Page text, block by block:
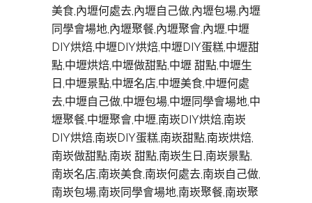
美食,內壢何處去,內壢自己做,內壢包場,內壢
同學會場地,內壢聚餐,內壢聚會,內壢,中壢
DIY烘焙,中壢DIY烘焙,中壢DIY蛋糕,中壢甜
點,中壢烘焙,中壢做甜點,中壢 甜點,中壢生
日,中壢景點,中壢名店,中壢美食,中壢何處
去,中壢自己做,中壢包場,中壢同學會場地,中
壢聚餐,中壢聚會,中壢,南崁DIY烘焙,南崁
DIY烘焙,南崁DIY蛋糕,南崁甜點,南崁烘焙,
南崁做甜點,南崁 甜點,南崁生日,南崁景點,
南崁名店,南崁美食,南崁何處去,南崁自己做,
南崁包場,南崁同學會場地,南崁聚餐,南崁聚